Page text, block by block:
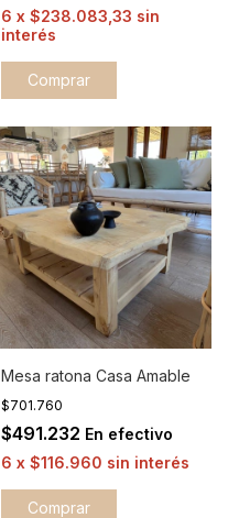
6 x $238.083,33 sin
interés
Comprar
Mesa ratona Casa Amable
$701.760
$491.232 En efectivo
6 x $116.960 sin interés
Comprar